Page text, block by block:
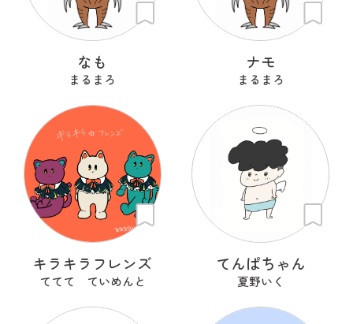
なも
まるまろ
ナモ
まるまろ
キラキラフレンズ
ててて ていめんと
てんぱちゃん
夏野いく